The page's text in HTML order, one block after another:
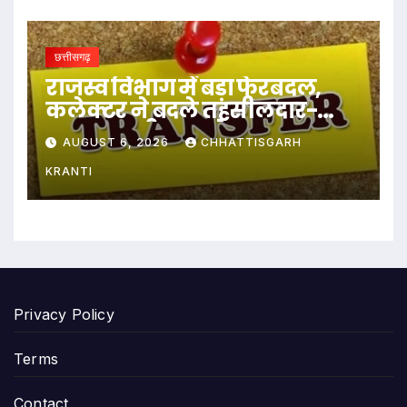
छत्तीसगढ़
राजस्व विभाग में बड़ा फेरबदल,
कलेक्टर ने बदले तहसीलदार-
नायब तहसीलदार के प्रभार
AUGUST 6, 2026 CHHATTISGARH
KRANTI
Privacy Policy
Terms